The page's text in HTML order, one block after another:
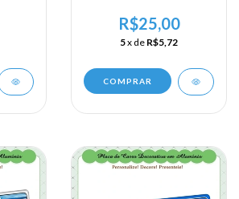
-
Viagem a Argentina -
Buenos Aires
R$25,00
5x de R$5,72
COMPRAR